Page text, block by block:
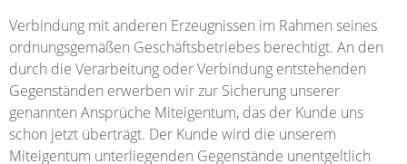
Verbindung mit anderen Erzeugnissen im Rahmen seines
ordnungsgemäßen Geschäftsbetriebes berechtigt. An den
durch die Verarbeitung oder Verbindung entstehenden
Gegenständen erwerben wir zur Sicherung unserer
genannten Ansprüche Miteigentum, das der Kunde uns
schon jetzt überträgt. Der Kunde wird die unserem
Miteigentum unterliegenden Gegenstände unentgeltlich